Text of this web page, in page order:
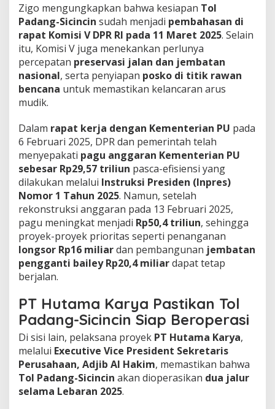
a
J
a
d
i
K
o
r
n
K
e
m
a
c
e
t
n
'
Zigo mengungkapkan bahwa kesiapan Tol
Padang-Sicincin sudah menjadi pembahasan di
rapat Komisi V DPR RI pada 11 Maret 2025. Selain
itu, Komisi V juga menekankan perlunya
percepatan preservasi jalan dan jembatan
nasional, serta penyiapan posko di titik rawan
bencana untuk memastikan kelancaran arus
mudik.
Dalam rapat kerja dengan Kementerian PU pada
6 Februari 2025, DPR dan pemerintah telah
menyepakati pagu anggaran Kementerian PU
sebesar Rp29,57 triliun pasca-efisiensi yang
dilakukan melalui Instruksi Presiden (Inpres)
Nomor 1 Tahun 2025. Namun, setelah
rekonstruksi anggaran pada 13 Februari 2025,
pagu meningkat menjadi Rp50,4 triliun, sehingga
proyek-proyek prioritas seperti penanganan
longsor Rp16 miliardan pembangunan jembatan
pengganti bailey Rp20,4 miliardapat tetap
berjalan.
PT Hutama Karya Pastikan Tol
Padang-Sicincin Siap Beroperasi
Di sisi lain, pelaksana proyek PT Hutama Karya,
melalui Executive Vice President Sekretaris
Perusahaan, Adjib Al Hakim, memastikan bahwa
Tol Padang-Sicincin akan dioperasikan dua jalur
selama Lebaran 2025.